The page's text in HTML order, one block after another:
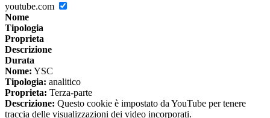
youtube.com
Nome
Tipologia
Proprieta
Descrizione
Durata
Nome: YSC
Tipologia: analitico
Proprieta: Terza-parte
Descrizione: Questo cookie è impostato da YouTube per tenere
traccia delle visualizzazioni dei video incorporati.